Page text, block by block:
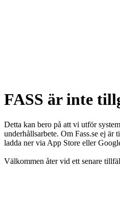
FASS är inte
Detta kan bero på att vi utför
underhållsarbete. Om Fass.se ej är
ladda ner via App Store eller
Välkommen åter vid ett senare